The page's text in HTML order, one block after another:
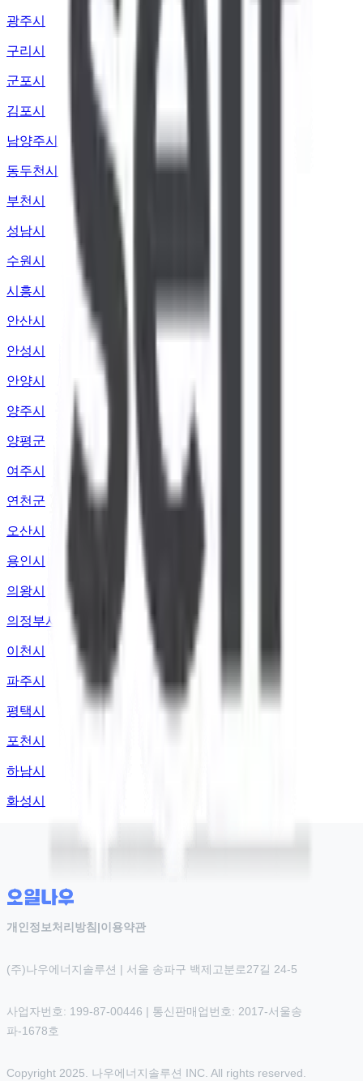
광주시
구리시
군포시
김포시
남양주시
동두천시
부천시
성남시
수원시
시흥시
안산시
안성시
안양시
양주시
양평군
여주시
연천군
오산시
용인시
의왕시
의정부시
이천시
파주시
평택시
포천시
하남시
화성시
개인정보처리방침 |이용약관
(주)나우에너지솔루션 | 서울 송파구 백제고분로27길 24-5
사업자번호: 199-87-00446 | 통신판매업번호: 2017-서울송
파-1678호
Copyright 2025. 나우에너지솔루션 INC. All rights reserved.